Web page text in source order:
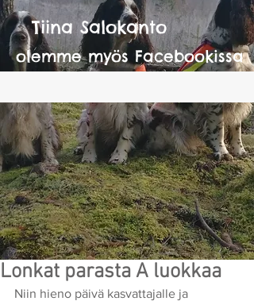
Tiina Salokanto
olemme myös Facebookissa
Lonkat parasta A luokkaa
Niin hieno päivä kasvattajalle ja